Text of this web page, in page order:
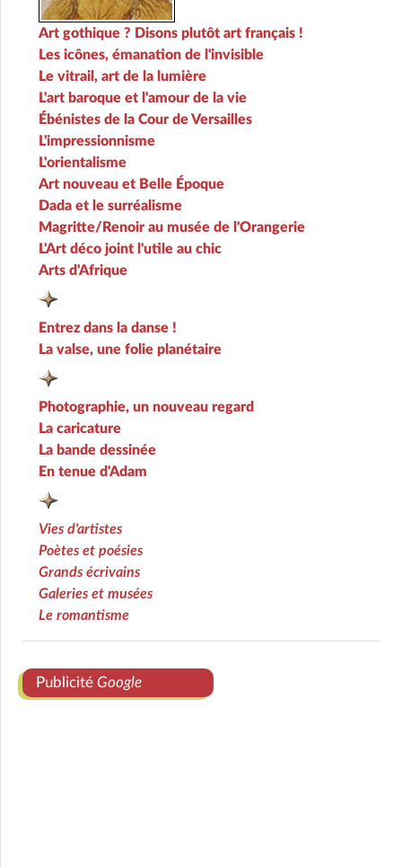
Art gothique ? Disons plutôt art français !
Les icônes, émanation de l'invisible
Le vitrail, art de la lumière
L'art baroque et l'amour de la vie
Ébénistes de la Cour de Versailles
L'impressionnisme
L'orientalisme
Art nouveau et Belle Époque
Dada et le surréalisme
Magritte/Renoir au musée de l'Orangerie
L'Art déco joint l'utile au chic
Arts d'Afrique
Entrez dans la danse !
La valse, une folie planétaire
Photographie, un nouveau regard
La caricature
La bande dessinée
En tenue d'Adam
Vies d'artistes
Poètes et poésies
Grands écrivains
Galeries et musées
Le romantisme
Publicité Google